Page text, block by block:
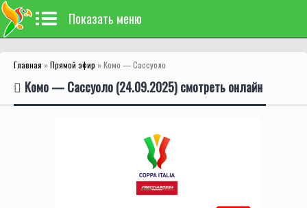
Показать меню
Главная »Прямой эфир » Комо — Сассуоло
Комо — Сассуоло (24.09.2025) смотреть онлайн